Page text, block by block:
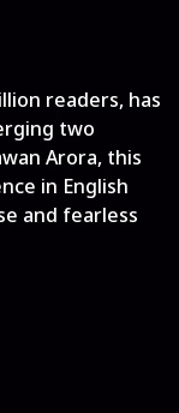
readers, has
two
Arora, this
in English
and fearless